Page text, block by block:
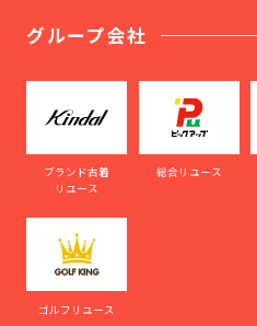
グループ会社
ブランド古着
リユース
総合リユース
ゴルフリユース